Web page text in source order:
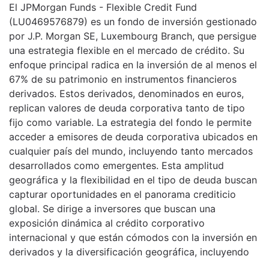
El JPMorgan Funds - Flexible Credit Fund
(LU0469576879) es un fondo de inversión gestionado
por J.P. Morgan SE, Luxembourg Branch, que persigue
una estrategia flexible en el mercado de crédito. Su
enfoque principal radica en la inversión de al menos el
67% de su patrimonio en instrumentos financieros
derivados. Estos derivados, denominados en euros,
replican valores de deuda corporativa tanto de tipo
fijo como variable. La estrategia del fondo le permite
acceder a emisores de deuda corporativa ubicados en
cualquier país del mundo, incluyendo tanto mercados
desarrollados como emergentes. Esta amplitud
geográfica y la flexibilidad en el tipo de deuda buscan
capturar oportunidades en el panorama crediticio
global. Se dirige a inversores que buscan una
exposición dinámica al crédito corporativo
internacional y que están cómodos con la inversión en
derivados y la diversificación geográfica, incluyendo